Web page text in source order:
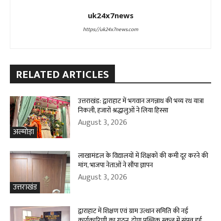
uk24x7news
https://uk24x7news.com
RELATED ARTICLES
अल्मोड़ा
उत्तराखंड: द्वाराहाट में भगवान जगन्नाथ की भव्य रथ यात्रा
निकली, हजारों श्रद्धालुओं ने लिया हिस्सा
August 3, 2026
उत्तराखंड
लाखामंडल के विद्यालयों में शिक्षकों की कमी दूर करने की
मांग, भाजपा नेताओं ने सौंपा ज्ञापन
August 3, 2026
द्वाराहाट में शिक्षण एवं ग्राम उत्थान समिति की नई